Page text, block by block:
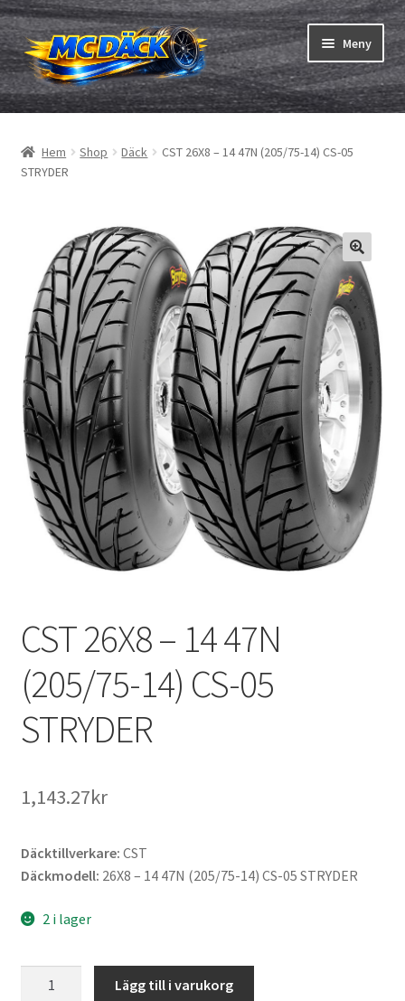
Hoppa
till
navigering
Hoppa
till
innehåll
Meny
Däck
Slangar & fälgband
Däck ABC
Däcktest
Märken
Om oss
Hem Shop Däck
CST 26X8 – 14 47N (205/75-14) CS-05
STRYDER
CST 26X8 – 14 47N
(205/75-14) CS-05
STRYDER
1,143.27kr
Däcktillverkare: CST
Däckmodell: 26X8 – 14 47N (205/75-14) CS-05 STRYDER
2 i lager
Lägg till i varukorg